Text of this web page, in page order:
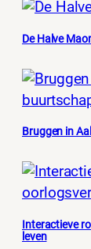
De Halve
Bruggen in
Interactieve
leven